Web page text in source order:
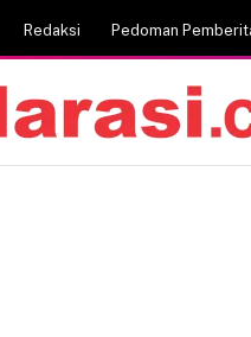
Redaksi Pedoman